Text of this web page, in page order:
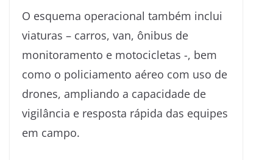
O esquema operacional também inclui
viaturas – carros, van, ônibus de
monitoramento e motocicletas -, bem
como o policiamento aéreo com uso de
drones, ampliando a capacidade de
vigilância e resposta rápida das equipes
em campo.